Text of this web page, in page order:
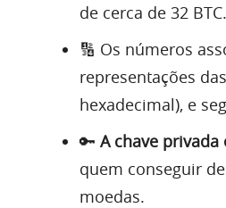
de cerca de 32 BTC.
🔢 Os números
representações
hexadecimal), e
🔑 A chave
quem conseguir
moedas.